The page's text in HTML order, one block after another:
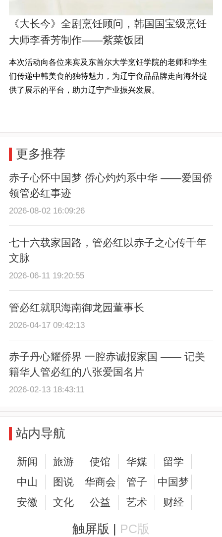
《大长今》全剧烹饪顾问，韩国国宝级烹饪
大师李香芳制作——紫菜饭团
本次活动向各位来宾及东首尔大学烹饪学院的老师和学生
们传递中韩美食的独特魅力，为辽宁食品品牌走向海外提
供了展示的平台，助力辽宁产业振兴发展。
更多推荐
赤子心怀中国梦 侨心灼灼系中华 ——爱国侨
领管必红事迹
2026-08-02 16:09:26
七十六载家国路，管必红以赤子之心传千年
文脉
2026-06-11 19:20:55
管必红就职海南御龙园董事长
2026-04-17 09:42:13
赤子丹心耀侨界 一腔赤诚报家国 —— 记美
籍华人管必红的八张爱国名片
2026-02-13 18:43:11
站内导航
新闻 旅游 使馆 华媒
留学
中山
图说 华商会 管子
中国梦
安徽
文化 公益 艺术 财经
触屏版 | PC版